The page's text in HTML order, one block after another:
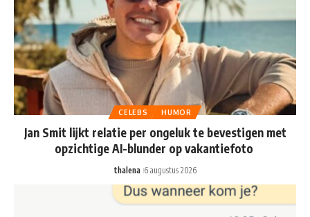
CELEBS HUMOR
Jan Smit lijkt relatie per ongeluk te bevestigen met
opzichtige AI-blunder op vakantiefoto
thalena 6 augustus 2026